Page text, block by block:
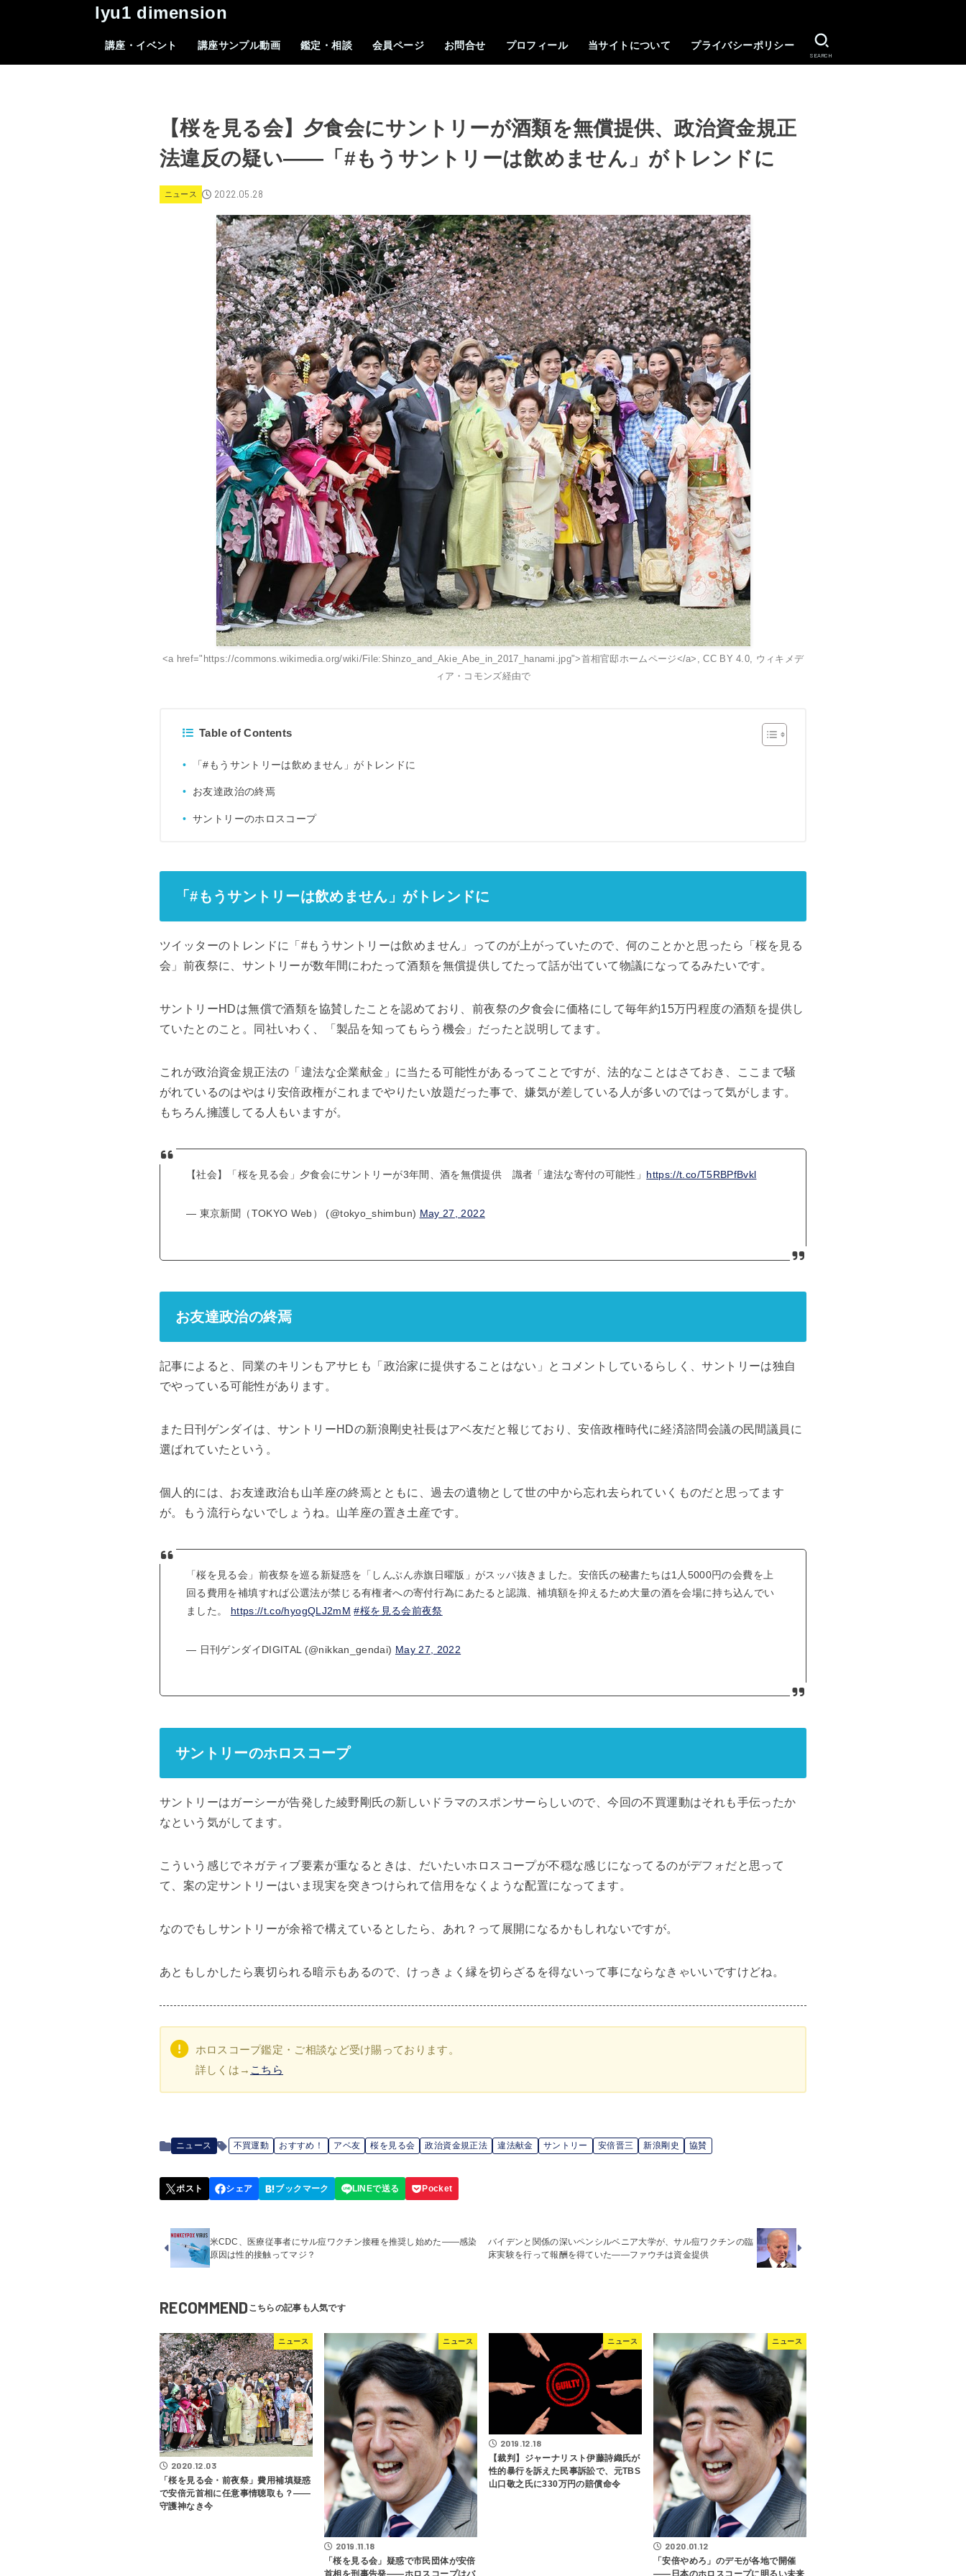
lyu1 dimension
講座・イベント 講座サンプル動画 鑑定・相談 会員ページ お問合せ プロフィール 当サイトについて プライバシーポリシー
SEARCH
【桜を見る会】夕食会にサントリーが酒類を無償提供、政治資金規正
法違反の疑い――「#もうサントリーは飲めません」がトレンドに
ニュース 2022.05.28
<a href="https://commons.wikimedia.org/wiki/File:Shinzo_and_Akie_Abe_in_2017_hanami.jpg">首相官邸ホームページ</a>, CC BY 4.0, ウィキメデ
ィア・コモンズ経由で
Table of Contents
「#もうサントリーは飲めません」がトレンドに
お友達政治の終焉
サントリーのホロスコープ
「#もうサントリーは飲めません」がトレンドに
ツイッターのトレンドに「#もうサントリーは飲めません」ってのが上がっていたので、何のことかと思ったら「桜を見る
会」前夜祭に、サントリーが数年間にわたって酒類を無償提供してたって話が出ていて物議になってるみたいです。
サントリーHDは無償で酒類を協賛したことを認めており、前夜祭の夕食会に価格にして毎年約15万円程度の酒類を提供し
ていたとのこと。同社いわく、「製品を知ってもらう機会」だったと説明してます。
これが政治資金規正法の「違法な企業献金」に当たる可能性があるってことですが、法的なことはさておき、ここまで騒
がれているのはやはり安倍政権がこれまでやりたい放題だった事で、嫌気が差している人が多いのではって気がします。
もちろん擁護してる人もいますが。
【社会】「桜を見る会」夕食会にサントリーが3年間、酒を無償提供 識者「違法な寄付の可能性」 https://t.co/T5RBPfBvkl
— 東京新聞（TOKYO Web） (@tokyo_shimbun) May 27, 2022
お友達政治の終焉
記事によると、同業のキリンもアサヒも「政治家に提供することはない」とコメントしているらしく、サントリーは独自
でやっている可能性があります。
また日刊ゲンダイは、サントリーHDの新浪剛史社長はアベ友だと報じており、安倍政権時代に経済諮問会議の民間議員に
選ばれていたという。
個人的には、お友達政治も山羊座の終焉とともに、過去の遺物として世の中から忘れ去られていくものだと思ってます
が。もう流行らないでしょうね。山羊座の置き土産です。
「桜を見る会」前夜祭を巡る新疑惑を「しんぶん赤旗日曜版」がスッパ抜きました。安倍氏の秘書たちは1人5000円の会費を上
回る費用を補填すれば公選法が禁じる有権者への寄付行為にあたると認識、補填額を抑えるため大量の酒を会場に持ち込んでい
ました。 https://t.co/hyogQLJ2mM #桜を見る会前夜祭
— 日刊ゲンダイDIGITAL (@nikkan_gendai) May 27, 2022
サントリーのホロスコープ
サントリーはガーシーが告発した綾野剛氏の新しいドラマのスポンサーらしいので、今回の不買運動はそれも手伝ったか
なという気がしてます。
こういう感じでネガティブ要素が重なるときは、だいたいホロスコープが不穏な感じになってるのがデフォだと思って
て、案の定サントリーはいま現実を突きつけられて信用をなくような配置になってます。
なのでもしサントリーが余裕で構えているとしたら、あれ？って展開になるかもしれないですが。
あともしかしたら裏切られる暗示もあるので、けっきょく縁を切らざるを得ないって事にならなきゃいいですけどね。
ホロスコープ鑑定・ご相談など受け賜っております。
詳しくは→ こちら
ニュース 不買運動 おすすめ！ アベ友 桜を見る会 政治資金規正法 違法献金 サントリー 安倍晋三 新浪剛史 協賛
米CDC、医療従事者にサル痘ワクチン接種を推奨し始めた――感染
原因は性的接触ってマジ？
バイデンと関係の深いペンシルベニア大学が、サル痘ワクチンの臨
床実験を行って報酬を得ていた――ファウチは資金提供
RECOMMEND
ニュース
2020.12.03
「桜を見る会・前夜祭」費用補填疑惑
で安倍元首相に任意事情聴取も？――
守護神なき今
ニュース
2019.11.18
「桜を見る会」疑惑で市民団体が安倍
首相を刑事告発――ホロスコープはバ
ニュース
2019.12.18
【裁判】ジャーナリスト伊藤詩織氏が
性的暴行を訴えた民事訴訟で、元TBS
山口敬之氏に330万円の賠償命令
ニュース
2020.01.12
「安倍やめろ」のデモが各地で開催
――日本のホロスコープに明るい未来